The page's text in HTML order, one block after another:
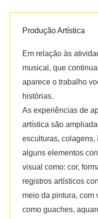
Produção Artística
Em relação às
musical, que
aparece o trabalho
histórias.
As experiências de
artística são
esculturas,
alguns elementos
visual como: cor,
registros artísticos
meio da pintura, com
como guaches,